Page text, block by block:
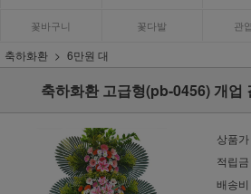
꽃바구니 꽃다발 관
축하화환 6만원 대
축하화환 고급형(pb-0456) 개업
상품가
적립금
배송비